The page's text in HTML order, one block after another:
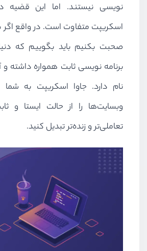
نویسی نیستند. اما این قضیه در
اسکریپت متفاوت است. در واقع
صحبت بکنیم باید بگوییم که
برنامه نویسی ثابت همواره داشته
نام دارد. جاوا اسکریپت به شما
وبسایت‌ها را از حالت ایستا و
تعاملی‌تر و زنده‌تر تبدیل کنید.